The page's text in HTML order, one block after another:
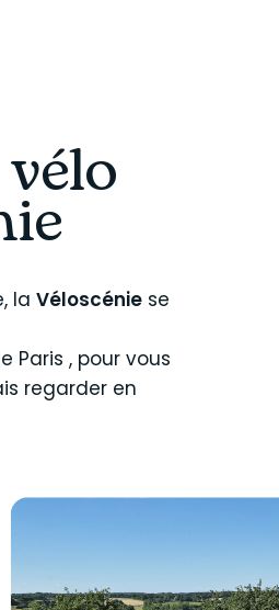
la Véloscéniese
Paris , pour vous
regarder en